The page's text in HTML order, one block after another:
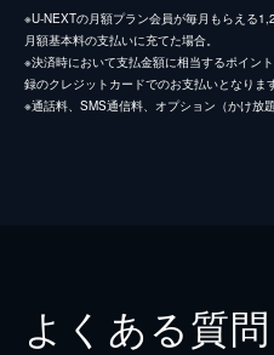
※U-NEXTの月額プラン会員が毎月もらえる
月額基本料の支払いに充てた場合。
※決済時において支払金額に相当するポイン
録のクレジットカードでのお支払いとなります
※通話料、SMS通信料、オプション（かけ放
よくある質問